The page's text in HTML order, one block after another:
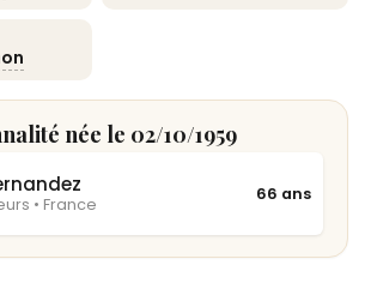
née le 02/10/1959
• France
66 ans